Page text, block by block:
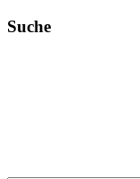
Suche